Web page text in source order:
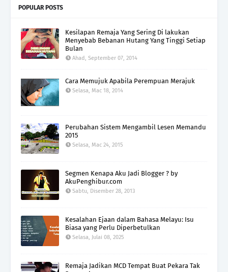
POPULAR POSTS
Kesilapan Remaja Yang Sering Di lakukan
Menyebab Bebanan Hutang Yang Tinggi Setiap
Bulan
Ahad, September 07, 2014
Cara Memujuk Apabila Perempuan Merajuk
Selasa, Mac 18, 2014
Perubahan Sistem Mengambil Lesen Memandu
2015
Selasa, Mac 24, 2015
Segmen Kenapa Aku Jadi Blogger ? by
AkuPenghibur.com
Sabtu, Disember 28, 2013
Kesalahan Ejaan dalam Bahasa Melayu: Isu
Biasa yang Perlu Diperbetulkan
Selasa, Julai 08, 2025
Remaja Jadikan MCD Tempat Buat Pekara Tak